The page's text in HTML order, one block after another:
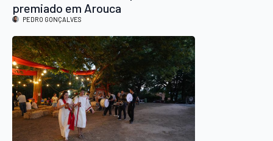
premiado em Arouca
PEDRO GONÇALVES